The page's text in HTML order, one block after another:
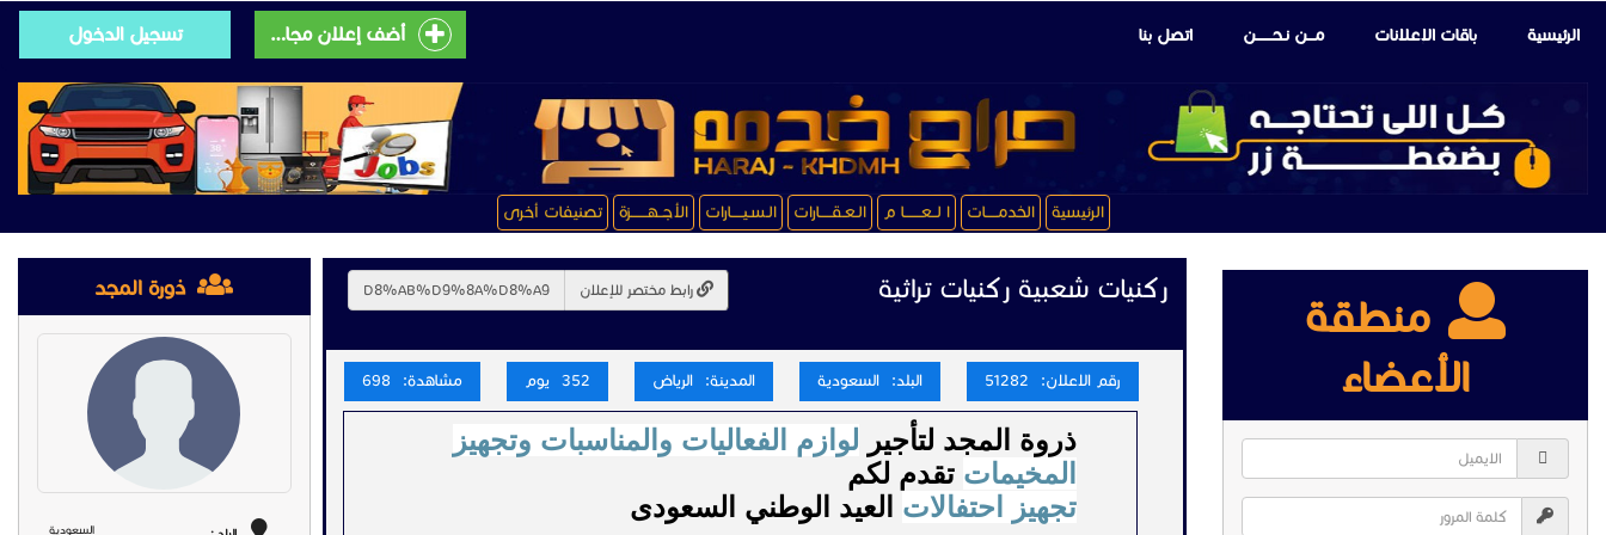
الرئيسية باقات الإعلانات مـــن نـحـــــــن اتصل بنا أضف إعلان مجانى تسجيل الدخول
الرئيسية الخدمـــــات ا لــعـــــــا م الـعـقـــــارات الـسـيـــــارات الأجــهـــــــزة تصنيفات أخرى
منطقة
الأعضاء
ركنيات شعبية ركنيات تراثية رابط مختصر للإعلان
رقم الاعلان: 51282 البلد: السعودية المدينة: الرياض 352 يوم مشاهدة: 698
ذروة المجد لتأجير لوازم الفعاليات والمناسبات وتجهيز
المخيمات تقدم لكم
تجهيز احتفالات العيد الوطني السعودى
ذورة المجد
السعودية